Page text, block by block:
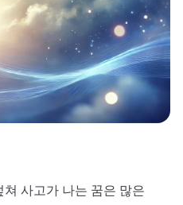
사고가 나는 꿈은 많은